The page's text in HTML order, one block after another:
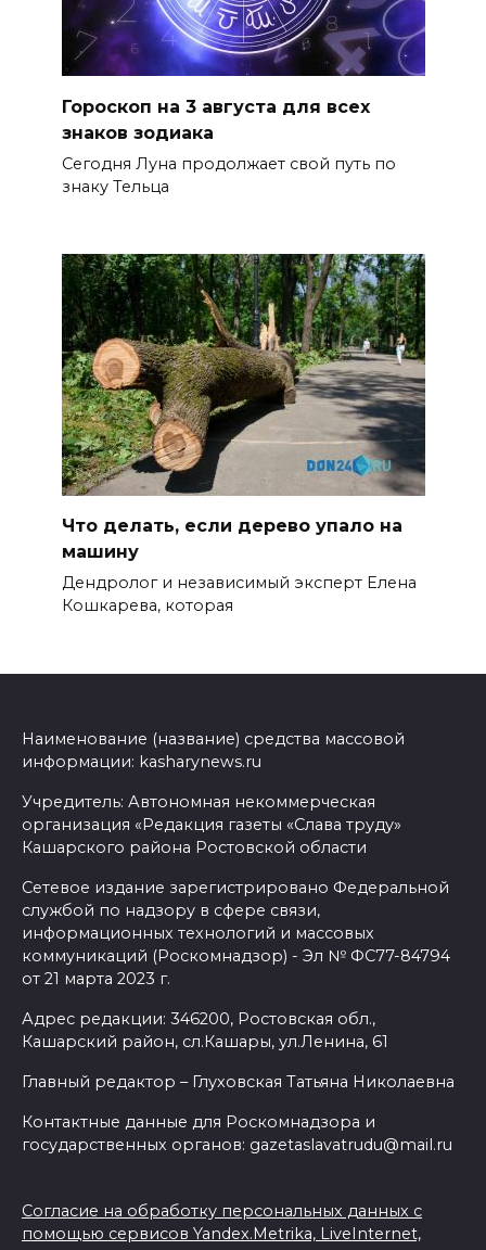
Гороскоп на 3 августа для всех
знаков зодиака
Сегодня Луна продолжает свой путь по
знаку Тельца
Что делать, если дерево упало на
машину
Дендролог и независимый эксперт Елена
Кошкарева, которая
Наименование (название) средства массовой
информации: kasharynews.ru
Учредитель: Автономная некоммерческая
организация «Редакция газеты «Слава труду»
Кашарского района Ростовской области
Сетевое издание зарегистрировано Федеральной
службой по надзору в сфере связи,
информационных технологий и массовых
коммуникаций (Роскомнадзор) - Эл № ФС77-84794
от 21 марта 2023 г.
Адрес редакции: 346200, Ростовская обл.,
Кашарский район, сл.Кашары, ул.Ленина, 61
Главный редактор – Глуховская Татьяна Николаевна
Контактные данные для Роскомнадзора и
государственных органов: gazetaslavatrudu@mail.ru
Согласие на обработку персональных данных с
помощью сервисов Yandex.Metrika, LiveInternet,